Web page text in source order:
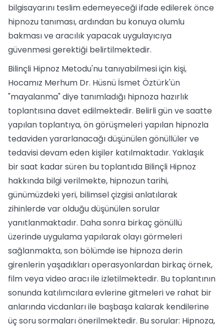
bilgisayarını teslim edemeyeceği ifade edilerek önce
hipnozu tanıması, ardından bu konuya olumlu
bakması ve aracılık yapacak uygulayıcıya
güvenmesi gerektiği belirtilmektedir.
Bilinçli Hipnoz Metodu'nu tanıyabilmesi için kişi,
Hocamız Merhum Dr. Hüsnü İsmet Öztürk'ün
"mayalanma" diye tanımladığı hipnoza hazırlık
toplantısına davet edilmektedir. Belirli gün ve saatte
yapılan toplantıya, ön görüşmeleri yapılan hipnozla
tedaviden yararlanacağı düşünülen gönüllüler ve
tedavisi devam eden kişiler katılmaktadır. Yaklaşık
bir saat kadar süren bu toplantıda Bilinçli Hipnoz
hakkında bilgi verilmekte, hipnozun tarihi,
günümüzdeki yeri, bilimsel çizgisi anlatılarak
zihinlerde var olduğu düşünülen sorular
yanıtlanmaktadır. Daha sonra birkaç gönüllü
üzerinde uygulama yapılarak olayı görmeleri
sağlanmakta, son bölümde ise hipnoza derin
girenlerin yaşadıkları operasyonlardan birkaç örnek,
film veya video aracı ile izletilmektedir. Bu toplantının
sonunda katılımcılara evlerine gitmeleri ve rahat bir
anlarında vicdanları ile başbaşa kalarak kendilerine
üç soru sormaları önerilmektedir. Bu sorular: Hipnoza,